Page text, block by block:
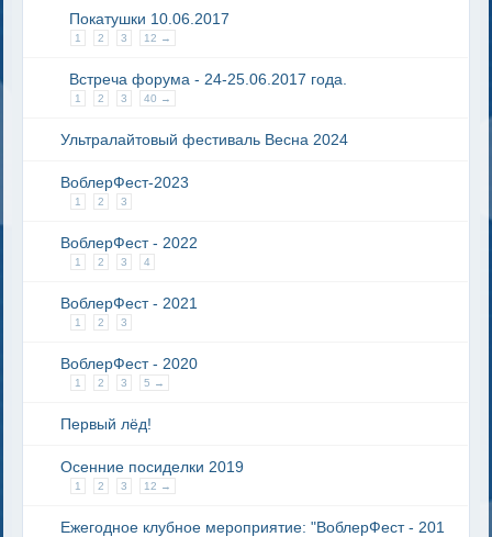
Покатушки 10.06.2017
1 2 3 12 →
Встреча форума - 24-25.06.2017 года.
1 2 3 40 →
Ультралайтовый фестиваль Весна 2024
ВоблерФест-2023
1 2 3
ВоблерФест - 2022
1 2 3 4
ВоблерФест - 2021
1 2 3
ВоблерФест - 2020
1 2 3 5 →
Первый лёд!
Осенние посиделки 2019
1 2 3 12 →
Ежегодное клубное мероприятие: "ВоблерФест - 201